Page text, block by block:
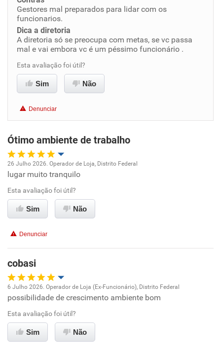
Conciliação com a vida familiar
Benefícios
Gestores mal preparados para lidar com os
funcionarios.
Dica a diretoria
A diretoria só se preocupa com metas, se vc passa
mal e vai embora vc é um péssimo funcionário .
Esta avaliação foi útil?
Sim Não
Denunciar
Ótimo ambiente de trabalho
Oportunidade de promoção
Ambiente de trabalho
Benefícios
Recomenda esta empresa
Recomenda a diretoria
26 Julho 2026. Operador de Loja, Distrito Federal
lugar muito tranquilo
Esta avaliação foi útil?
Sim Não
Denunciar
cobasi
Oportunidade de promoção
Ambiente de trabalho
6 Julho 2026. Operador de Loja (Ex-Funcionário), Distrito Federal
possibilidade de crescimento ambiente bom
Esta avaliação foi útil?
Sim Não